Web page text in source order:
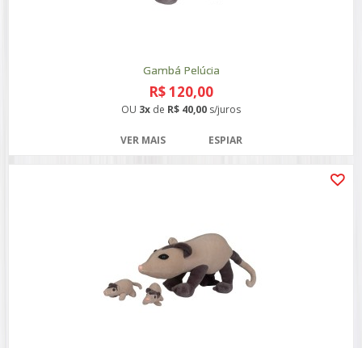
Gambá Pelúcia
R$ 120,00
OU 3x de R$ 40,00 s/juros
VER MAIS ESPIAR